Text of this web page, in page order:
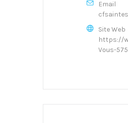
Email
Site Web
https://
Vous-